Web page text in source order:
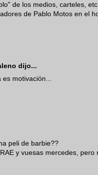
de los medios, carteles,
de Pablo Motos en el
dijo...
motivación...
peli de barbie??
y vuesas mercedes,